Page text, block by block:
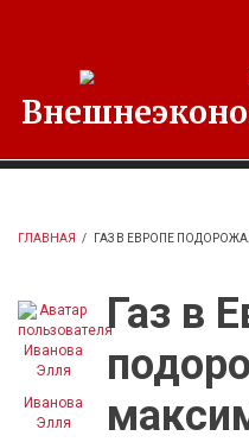
ГЛАВНАЯ / ГАЗ В ЕВРОПЕ
Иванова
Элля
Газ в